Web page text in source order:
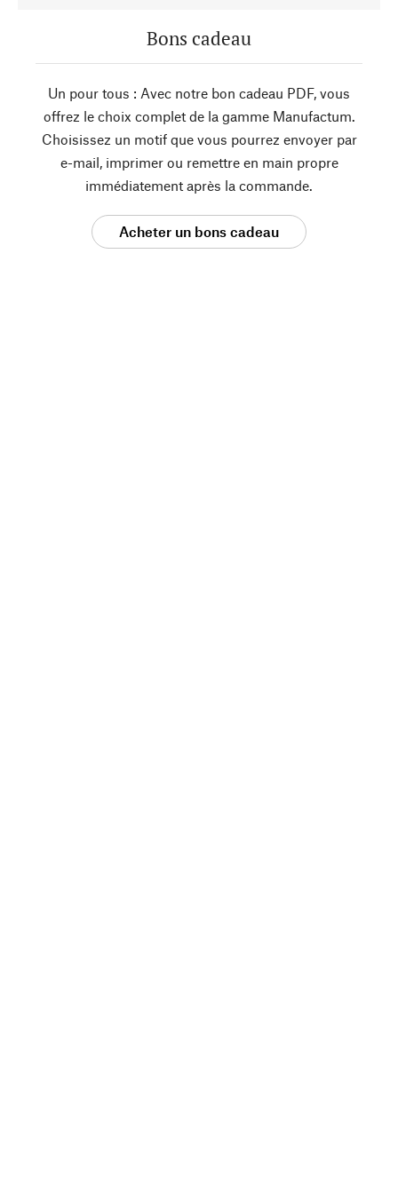
Bons cadeau
Un pour tous : Avec notre bon cadeau PDF, vous
offrez le choix complet de la gamme Manufactum.
Choisissez un motif que vous pourrez envoyer par
e-mail, imprimer ou remettre en main propre
immédiatement après la commande.
Acheter un bons cadeau